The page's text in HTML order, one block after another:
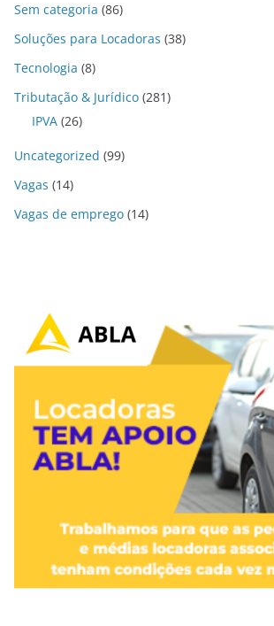
Sem categoria (86)
Soluções para Locadoras (38)
Tecnologia (8)
Tributação & Jurídico (281)
IPVA (26)
Uncategorized (99)
Vagas (14)
Vagas de emprego (14)